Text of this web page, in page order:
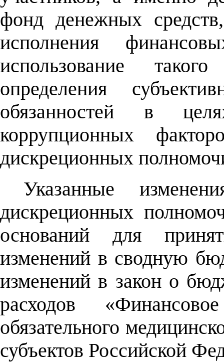
фонд денежных
исполнения
использование
определения
обязанностей в
коррупционных
дискреционных
Указанные
дискреционных
оснований для
изменений в сводную
изменений в закон о
расходов
обязательного
субъектов Российской